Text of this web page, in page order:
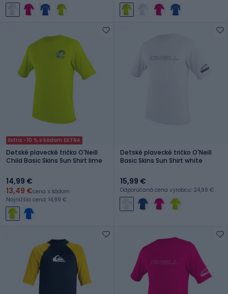
Extra -10 % s kódom EXTRA
Detské plavecké tričko O'Neill
Child Basic Skins Sun Shirt lime
14,99 €
13,49 €cena s kódom
Najnižšia cena: 14,99 €
Detské plavecké tričko O'Neill
Basic Skins Sun Shirt white
15,99 €
Odporúčaná cena výrobcu: 24,99 €